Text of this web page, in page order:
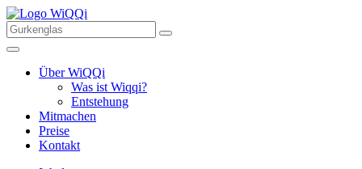
Über WiQQi
Was ist Wiqqi?
Entstehung
Mitmachen
Preise
Kontakt